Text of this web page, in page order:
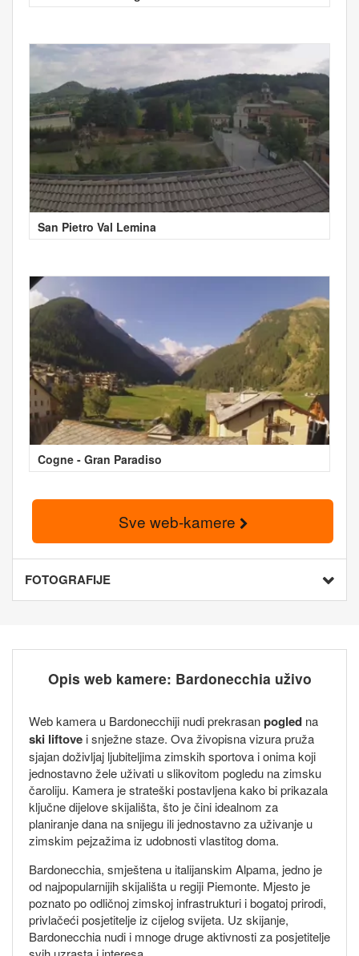
San Pietro Val Lemina
Cogne - Gran Paradiso
Sve web-kamere
FOTOGRAFIJE
Opis web kamere: Bardonecchia uživo
Web kamera u Bardonecchiji nudi prekrasanpogled na
ski liftove i snježne staze. Ova živopisna vizura pruža
sjajan doživljaj ljubiteljima zimskih sportova i onima koji
jednostavno žele uživati u slikovitom pogledu na zimsku
čaroliju. Kamera je strateški postavljena kako bi prikazala
ključne dijelove skijališta, što je čini idealnom za
planiranje dana na snijegu ili jednostavno za uživanje u
zimskim pejzažima iz udobnosti vlastitog doma.
Bardonecchia, smještena u italijanskim Alpama, jedno je
od najpopularnijih skijališta u regiji Piemonte. Mjesto je
poznato po odličnoj zimskoj infrastrukturi i bogatoj prirodi,
privlačeći posjetitelje iz cijelog svijeta. Uz skijanje,
Bardonecchia nudi i mnoge druge aktivnosti za posjetitelje